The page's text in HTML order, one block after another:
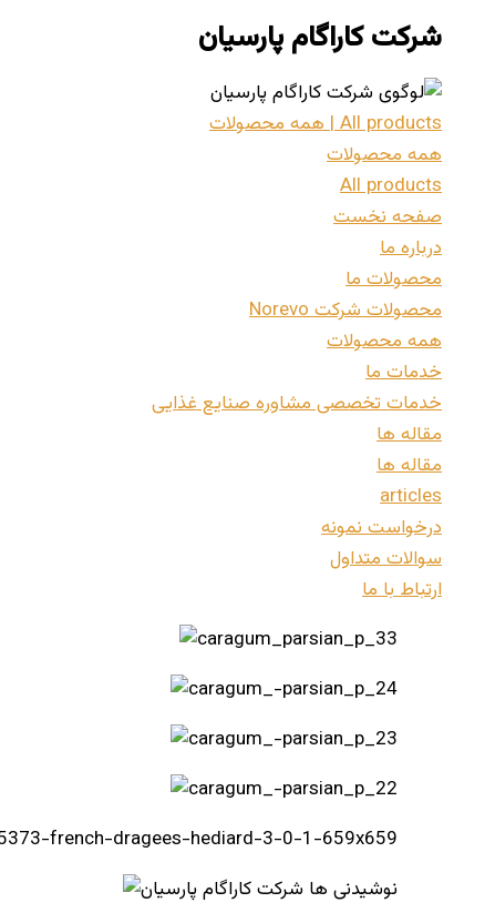
شرکت کاراگام پارسیان
All products | همه محصولات
همه محصولات
All products
صفحه نخست
درباره ما
محصولات ما
محصولات شرکت Norevo
همه محصولات
خدمات ما
خدمات تخصصی مشاوره صنایع غذایی
مقاله ها
مقاله ها
articles
درخواست نمونه
سوالات متداول
ارتباط با ما